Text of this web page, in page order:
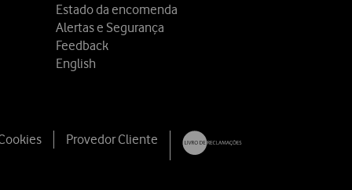
Estado da encomenda
Alertas e Segurança
Feedback
English
Provedor Cliente